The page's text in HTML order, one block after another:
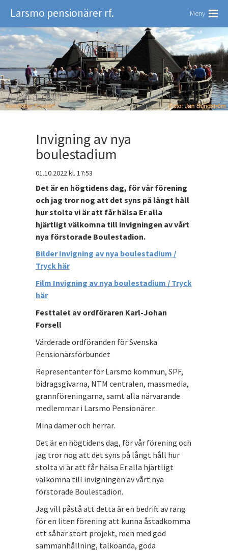
Larsmo pensionärer rf. Meny
Invigning av nya
boulestadium
01.10.2022kl. 17:53
Det är en högtidens dag, för vår förening
och jag tror nog att det syns på långt håll
hur stolta vi är att får hälsa Er alla
hjärtligt välkomna till invigningen av vårt
nya förstorade Boulestadion.
Bilder Invigning av nya boulestadium /
Tryck här
Film Invigning av nya boulestadium / Tryck
här
Festtalet av ordföraren Karl-Johan
Forsell
Värderade ordföranden för Svenska
Pensionärsförbundet
Representanter för Larsmo kommun, SPF,
bidragsgivarna, NTM centralen, massmedia,
grannföreningarna, samt alla närvarande
medlemmar i Larsmo Pensionärer.
Mina damer och herrar.
Det är en högtidens dag, för vår förening och
jag tror nog att det syns på långt håll hur
stolta vi är att får hälsa Er alla hjärtligt
välkomna till invigningen av vårt nya
förstorade Boulestadion.
Jag vill påstå att detta är en bedrift av rang
för en liten förening att kunna åstadkomma
ett såhär stort projekt, men med god
sammanhållning, talkoanda, goda